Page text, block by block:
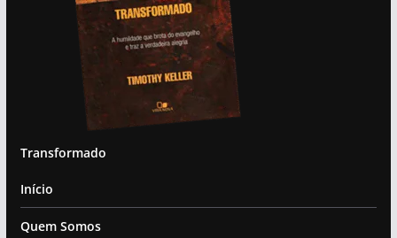
Transformado
Início
Quem Somos